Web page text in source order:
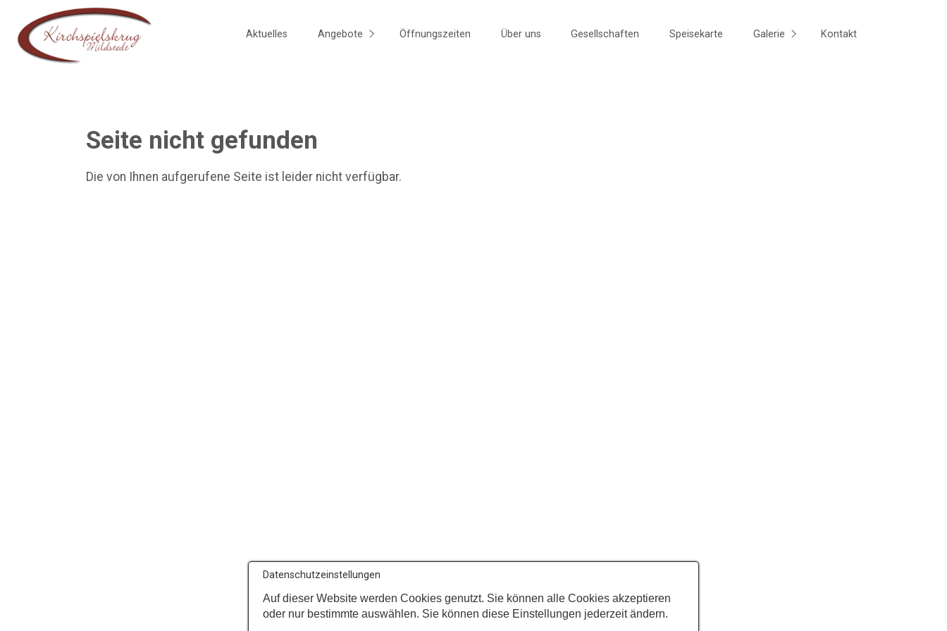
Aktuelles Angebote Öffnungszeiten Über uns Gesellschaften Speisekarte Galerie Kontakt
Seite nicht gefunden
Die von Ihnen aufgerufene Seite ist leider nicht verfügbar.
Datenschutzeinstellungen
Auf dieser Website werden Cookies genutzt. Sie können alle Cookies akzeptieren
oder nur bestimmte auswählen. Sie können diese Einstellungen jederzeit ändern.